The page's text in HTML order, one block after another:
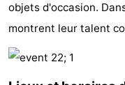
Experiences
Villages
objets d'occasion.
montrent leur talent